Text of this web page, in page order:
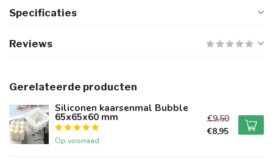
Specificaties
Reviews
Gerelateerde producten
Siliconen kaarsenmal Bubble
65x65x60 mm
Op voorraad
€9,50
€8,95